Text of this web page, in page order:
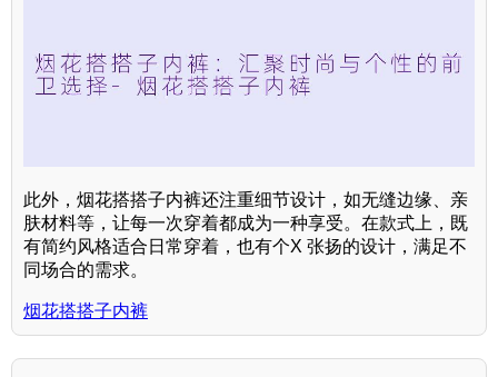
此外，烟花搭搭子内裤还注重细节设计，如无缝边缘、亲
肤材料等，让每一次穿着都成为一种享受。在款式上，既
有简约风格适合日常穿着，也有个X 张扬的设计，满足不
同场合的需求。
烟花搭搭子内裤